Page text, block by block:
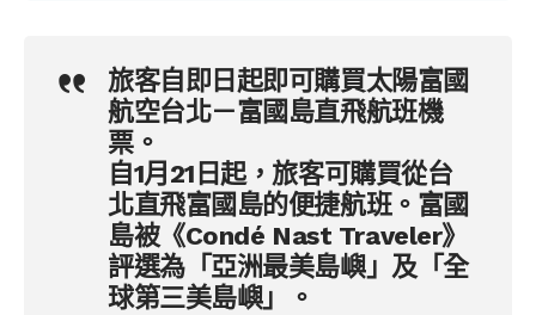
旅客自即日起即可購買太陽富國
航空台北－富國島直飛航班機
票。
自1月21日起，旅客可購買從台
北直飛富國島的便捷航班。富國
島被《Condé Nast Traveler》
評選為「亞洲最美島嶼」及「全
球第三美島嶼」。